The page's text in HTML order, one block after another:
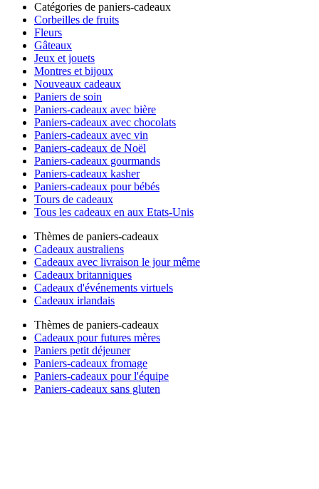
Catégories de paniers-cadeaux
Corbeilles de fruits
Fleurs
Gâteaux
Jeux et jouets
Montres et bijoux
Nouveaux cadeaux
Paniers de soin
Paniers-cadeaux avec bière
Paniers-cadeaux avec chocolats
Paniers-cadeaux avec vin
Paniers-cadeaux de Noël
Paniers-cadeaux gourmands
Paniers-cadeaux kasher
Paniers-cadeaux pour bébés
Tours de cadeaux
Tous les cadeaux en aux Etats-Unis
Thèmes de paniers-cadeaux
Cadeaux australiens
Cadeaux avec livraison le jour même
Cadeaux britanniques
Cadeaux d'événements virtuels
Cadeaux irlandais
Thèmes de paniers-cadeaux
Cadeaux pour futures mères
Paniers petit déjeuner
Paniers-cadeaux fromage
Paniers-cadeaux pour l'équipe
Paniers-cadeaux sans gluten